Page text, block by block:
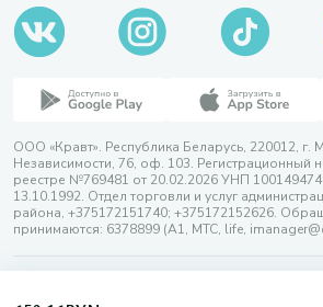
ООО «Кравт». Республика Беларусь, 220012, г.
Независимости, 76, оф. 103. Регистрационный
реестре №769481 от 20.02.2026 УНП
13.10.1992. Отдел торговли и услуг
района, +375172151740; +375172152626.
принимаются: 6378899 (А1, МТС, life,